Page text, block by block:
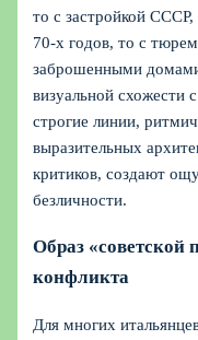
то с застройкой
70-х годов, то с
заброшенными
визуальной
строгие линии,
выразительных
критиков, создают
безличности.
Образ «советской
конфликта
Для многих